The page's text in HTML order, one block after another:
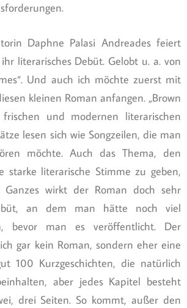
Daphne Palasi Andreades feiert
literarisches Debüt. Gelobt u. a. von
Und auch ich möchte zuerst mit
kleinen Roman anfangen. „Brown
und modernen literarischen
lesen sich wie Songzeilen, die man
möchte. Auch das Thema, den
starke literarische Stimme zu geben,
wirkt der Roman doch sehr
an dem man hätte noch viel
bevor man es veröffentlicht. Der
gar kein Roman, sondern eher eine
100 Kurzgeschichten, die natürlich
aber jedes Kapitel besteht
drei Seiten. So kommt, außer den